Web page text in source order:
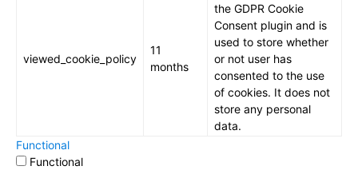
viewed_cookie_policy
11
months
the GDPR Cookie
Consent plugin and is
used to store whether
or not user has
consented to the use
of cookies. It does not
store any personal
data.
Functional
Functional